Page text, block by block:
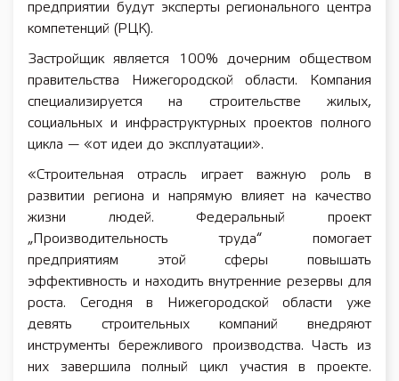
предприятии будут эксперты регионального центра
компетенций (РЦК).
Застройщик является 100% дочерним обществом
правительства Нижегородской области. Компания
специализируется на строительстве жилых,
социальных и инфраструктурных проектов полного
цикла — «от идеи до эксплуатации».
«Строительная отрасль играет важную роль в
развитии региона и напрямую влияет на качество
жизни людей. Федеральный проект
„Производительность труда“ помогает
предприятиям этой сферы повышать
эффективность и находить внутренние резервы для
роста. Сегодня в Нижегородской области уже
девять строительных компаний внедряют
инструменты бережливого производства. Часть из
них завершила полный цикл участия в проекте.